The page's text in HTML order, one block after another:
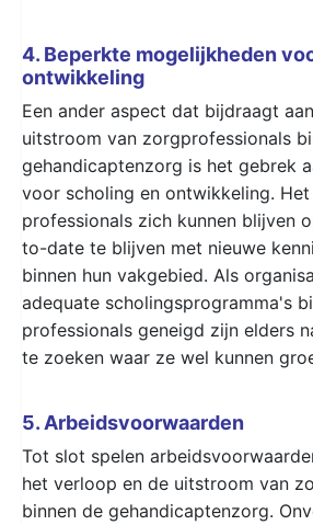
4. Beperkte mogelijkheden
ontwikkeling
Een ander aspect dat bijdraagt
uitstroom van zorgprofessionals
gehandicaptenzorg is het gebrek
voor scholing en ontwikkeling.
professionals zich kunnen blijven
to-date te blijven met nieuwe
binnen hun vakgebied. Als
adequate scholingsprogramma's
professionals geneigd zijn elders
te zoeken waar ze wel kunnen
5. Arbeidsvoorwaarden
Tot slot spelen
het verloop en de uitstroom van
binnen de gehandicaptenzorg.